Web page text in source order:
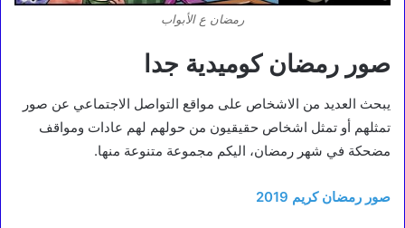
رمضان ع الأبواب
صور رمضان كوميدية جدا
يبحث العديد من الاشخاص على مواقع التواصل الاجتماعي عن صور
تمثلهم أو تمثل اشخاص حقيقيون من حولهم لهم عادات ومواقف
مضحكة في شهر رمضان، اليكم مجموعة متنوعة منها.
صور رمضان كريم 2019